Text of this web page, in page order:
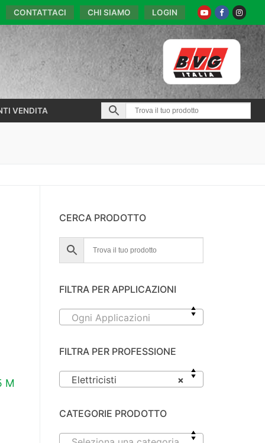
CONTATTACI CHI SIAMO LOGIN
VENDITA
M
CERCA PRODOTTO
FILTRA PER APPLICAZIONI
Ogni Applicazioni
FILTRA PER PROFESSIONE
×
Elettricisti
CATEGORIE PRODOTTO